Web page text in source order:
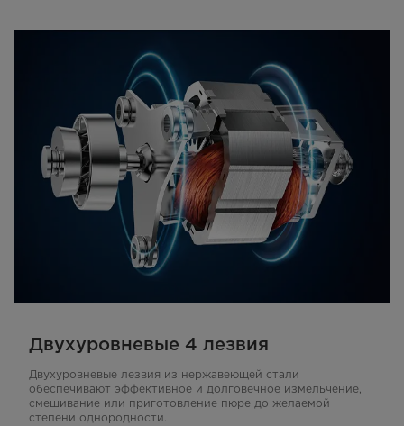
Двухуровневые 4 лезвия
Двухуровневые лезвия из нержавеющей стали
обеспечивают эффективное и долговечное измельчение,
смешивание или приготовление пюре до желаемой
степени однородности.